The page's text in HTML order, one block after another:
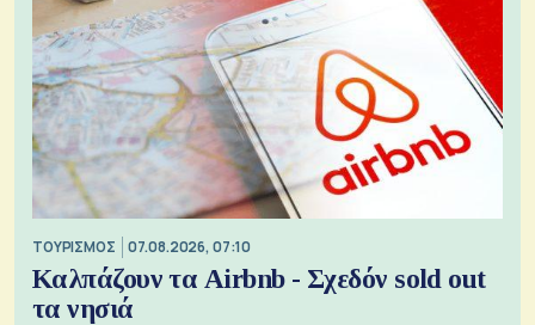
ΤΟΥΡΙΣΜΟΣ 07.08.2026, 07:10
Καλπάζουν τα Airbnb - Σχεδόν sold out
τα νησιά